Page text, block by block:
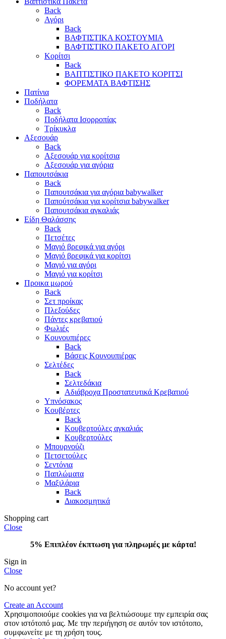
Back
Αγόρι
Back
ΒΑΦΤΙΣΤΙΚΑ ΚΟΣΤΟΥΜΙΑ
ΒΑΦΤΙΣΤΙΚΟ ΠΑΚΕΤΟ ΑΓΟΡΙ
Κορίτσι
Back
ΒΑΠΤΙΣΤΙΚΟ ΠΑΚΕΤΟ ΚΟΡΙΤΣΙ
ΦΟΡΕΜΑΤΑ ΒΑΦΤΙΣΗΣ
Πατίνια
Ποδήλατα
Back
Ποδήλατα Ισορροπίας
Τρίκυκλα
Αξεσουάρ
Back
Αξεσουάρ για κορίτσια
Αξεσουάρ για αγόρια
Παπουτσάκια
Back
Παπουτσάκια για αγόρια babywalker
Παπούτσάκια για κορίτσια babywalker
Παπουτσάκια αγκαλιάς
Είδη Θαλάσσης
Back
Πετσέτες
Μαγιό βρεφικά για αγόρι
Μαγιό βρεφικά για κορίτσι
Μαγιό για αγόρι
Μαγιό για κορίτσι
Προικα μωρού
Back
Σετ προίκας
Πλεξούδες
Πάντες κρεβατιού
Φωλιές
Κουνουπιέρες
Back
Βάσεις Κουνουπιέρας
Σελτέδες
Back
Σελτεδάκια
Αδιάβροχα Προστατευτικά Κρεβατιού
Υπνόσακος
Κουβέρτες
Back
Κουβερτούλες αγκαλιάς
Κουβερτούλες
Μπουρνούζι
Πετσετούλες
Σεντόνια
Παπλώματα
Μαξιλάρια
Back
Διακοσμητικά
Shopping cart
Close
5% Επιπλέον έκπτωση για πληρωμές με κάρτα!
Sign in
Close
No account yet?
Create an Account
Χρησιμοποιούμε cookies για να βελτιώσουμε την εμπειρία σας
στον ιστότοπό μας. Με την περιήγηση σε αυτόν τον ιστότοπο,
συμφωνείτε με τη χρήση τους.